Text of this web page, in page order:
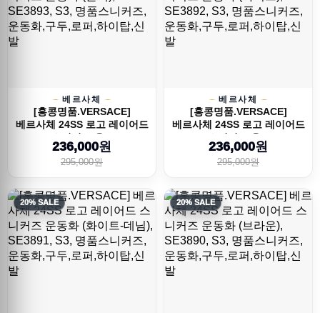
베르사체
[홍콩명품.VERSACE]
베르사체 24SS 로고 레이어드
스니커즈 운...
236,000원
295,000원
베르사체
[홍콩명품.VERSACE]
베르사체 24SS 로고 레이어드
스니커즈 운...
236,000원
295,000원
20% SALE 20% SALE